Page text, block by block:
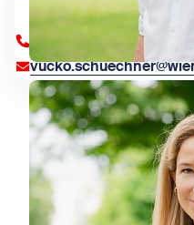
+43 1 909 4000 84351